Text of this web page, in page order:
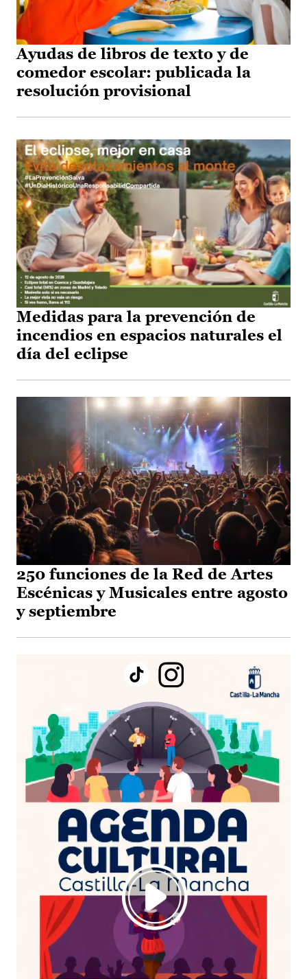
Ayudas de libros de texto y de
comedor escolar: publicada la
resolución provisional
Medidas para la prevención de
incendios en espacios naturales el
día del eclipse
250 funciones de la Red de Artes
Escénicas y Musicales entre agosto
y septiembre